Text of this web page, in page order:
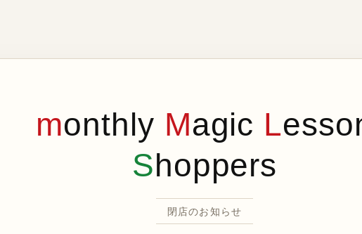
monthly Magic L
Shoppers
閉店のお知らせ